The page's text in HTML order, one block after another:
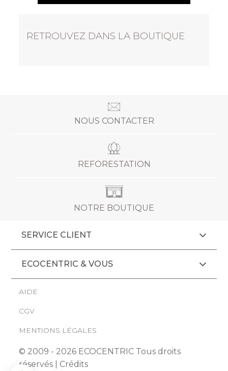
RETROUVEZ DANS LA BOUTIQUE
NOUS CONTACTER
REFORESTATION
NOTRE BOUTIQUE
SERVICE CLIENT
ECOCENTRIC & VOUS
AIDE
CGV
MENTIONS LÉGALES
© 2009 - 2026 ECOCENTRIC Tous droits
réservés | Crédits